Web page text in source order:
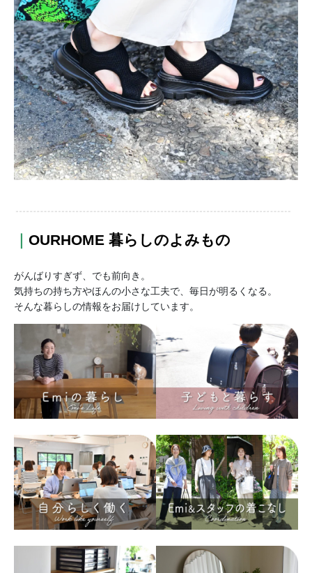
OURHOME 暮らしのよみもの
がんばりすぎず、でも前向き。
気持ちの持ち方やほんの小さな工夫で、毎日が明るくなる。
そんな暮らしの情報をお届けしています。